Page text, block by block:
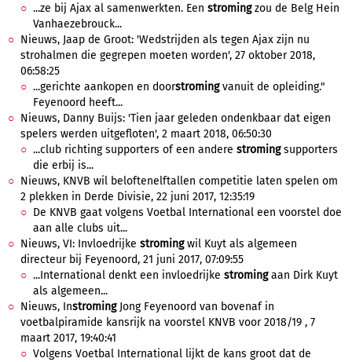
...ze bij Ajax al samenwerkten. Een stromingzou de Belg Hein
Vanhaezebrouck...
Nieuws, Jaap de Groot: 'Wedstrijden als tegen Ajax zijn nu
strohalmen die gegrepen moeten worden', 27 oktober 2018,
06:58:25
...gerichte aankopen en doorstromingvanuit de opleiding."
Feyenoord heeft...
Nieuws, Danny Buijs: 'Tien jaar geleden ondenkbaar dat eigen
spelers werden uitgefloten', 2 maart 2018, 06:50:30
...club richting supporters of een andere stromingsupporters
die erbij is...
Nieuws, KNVB wil beloftenelftallen competitie laten spelen om
2 plekken in Derde Divisie, 22 juni 2017, 12:35:19
De KNVB gaat volgens Voetbal International een voorstel doe
aan alle clubs uit...
Nieuws, VI: Invloedrijke stromingwil Kuyt als algemeen
directeur bij Feyenoord, 21 juni 2017, 07:09:55
...International denkt een invloedrijke stromingaan Dirk Kuyt
als algemeen...
Nieuws, InstromingJong Feyenoord van bovenaf in
voetbalpiramide kansrijk na voorstel KNVB voor 2018/19 , 7
maart 2017, 19:40:41
Volgens Voetbal International lijkt de kans groot dat de